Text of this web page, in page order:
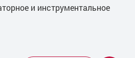
и инструментальное